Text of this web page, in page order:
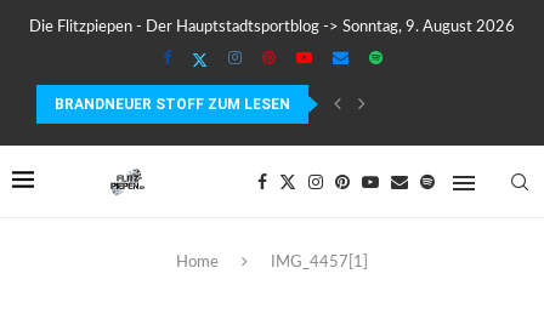
Die Flitzpiepen - Der Hauptstadtsportblog -> Sonntag, 9. August 2026
BRANDNEUER STOFF ZUM LESEN
COROS PACE 4 IM TEST – LEICHT, SCHNELL...
Home IMG_4457[1]